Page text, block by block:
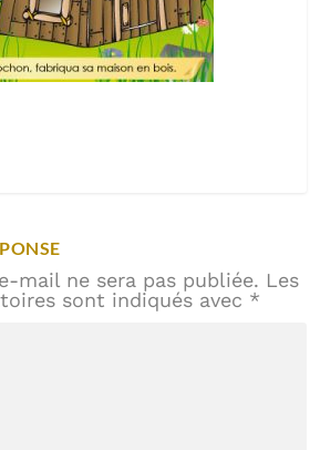
mail ne sera pas publiée. Les
sont indiqués avec *